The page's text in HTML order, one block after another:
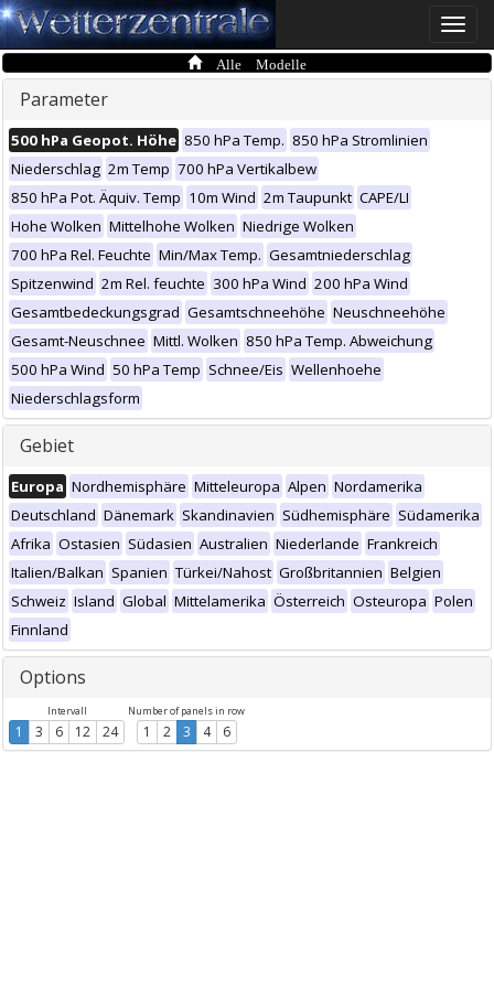
Toggle
Alle Modelle
Parameter
500 hPa Geopot. Höhe 850 hPa Temp. 850 hPa Stromlinien
Niederschlag 2m Temp 700 hPa Vertikalbew
850 hPa Pot. Äquiv. Temp 10m Wind 2m Taupunkt CAPE/LI
Hohe Wolken Mittelhohe Wolken Niedrige Wolken
700 hPa Rel. Feuchte Min/Max Temp. Gesamtniederschlag
Spitzenwind 2m Rel. feuchte 300 hPa Wind 200 hPa Wind
Gesamtbedeckungsgrad Gesamtschneehöhe Neuschneehöhe
Gesamt-Neuschnee Mittl. Wolken 850 hPa Temp. Abweichung
500 hPa Wind 50 hPa Temp Schnee/Eis Wellenhoehe
Niederschlagsform
Gebiet
Europa Nordhemisphäre Mitteleuropa Alpen Nordamerika
Deutschland Dänemark Skandinavien Südhemisphäre Südamerika
Afrika Ostasien Südasien Australien Niederlande Frankreich
Italien/Balkan Spanien Türkei/Nahost Großbritannien Belgien
Schweiz Island Global Mittelamerika Österreich Osteuropa Polen
Finnland
Options
Intervall
1 3 6 12 24
Number of panels in row
1 2 3 4 6